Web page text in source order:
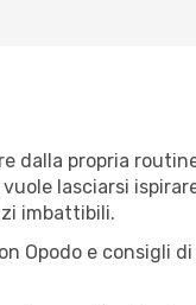
dalla propria
lasciarsi
imbattibili.
Opodo e consigli